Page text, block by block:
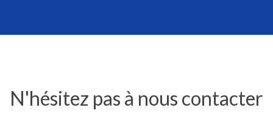
N'hésitez pas à nous contacter